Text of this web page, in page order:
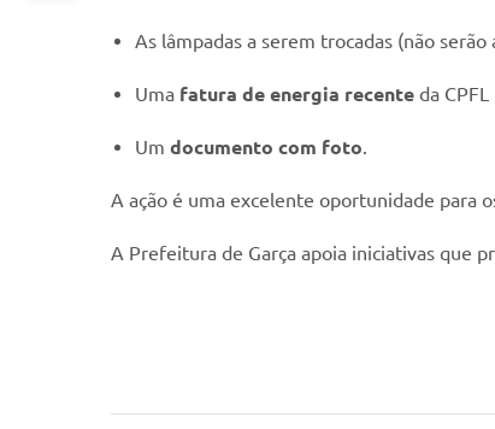
As lâmpadas a serem trocadas (não serão
Uma fatura de energia recente da
Um documento com foto.
A ação é uma excelente oportunidade para
A Prefeitura de Garça apoia iniciativas que